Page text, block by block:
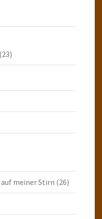
(23)
meiner Stirn (26)